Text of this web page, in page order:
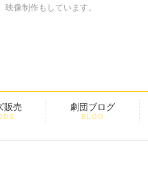
像制作もしています。
販売 劇団ブログ
BLOG